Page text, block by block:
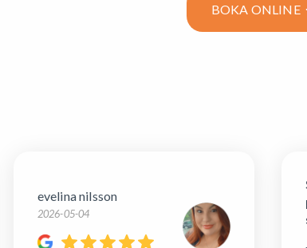
BOKA ONLINE
personal, rekommenderar